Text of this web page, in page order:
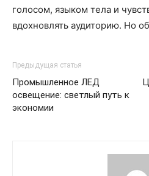
голосом, языком тела и
вдохновлять аудиторию. Но
Предыдущая статья
Промышленное ЛЕД
освещение: светлый путь к
экономии